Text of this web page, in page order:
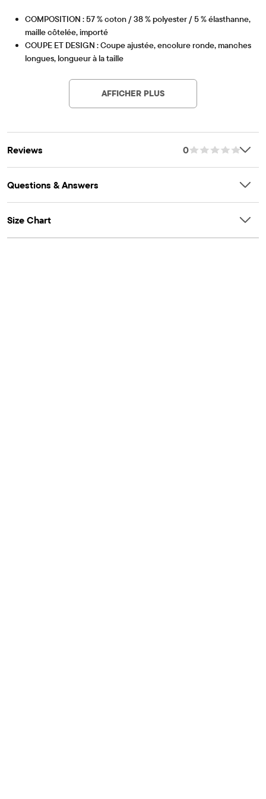
COMPOSITION : 57 % coton / 38 % polyester / 5 % élasthanne,
maille côtelée, importé
COUPE ET DESIGN : Coupe ajustée, encolure ronde, manches
longues, longueur à la taille
dentelle au crochet sur le devant, finition du tissu pour plus de
douceur et pour réduire le rétrécissement.
AFFICHER PLUS
Reviews 0
Questions & Answers
Size Chart